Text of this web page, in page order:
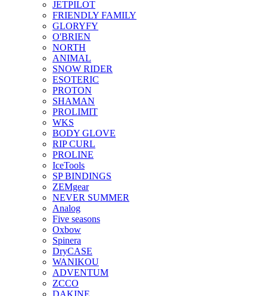
JETPILOT
FRIENDLY FAMILY
GLORYFY
O'BRIEN
NORTH
ANIMAL
SNOW RIDER
ESOTERIC
PROTON
SHAMAN
PROLIMIT
WKS
BODY GLOVE
RIP CURL
PROLINE
IceTools
SP BINDINGS
ZEMgear
NEVER SUMMER
Analog
Five seasons
Oxbow
Spinera
DryCASE
WANIKOU
ADVENTUM
ZCCO
DAKINE